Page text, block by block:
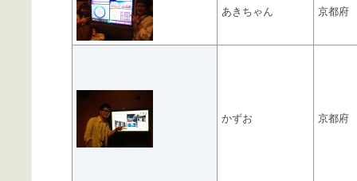
あきちゃん 京都府
かずお 京都府